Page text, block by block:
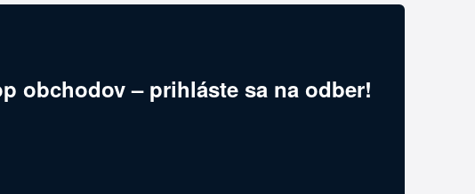
obchodov – prihláste sa na odber!